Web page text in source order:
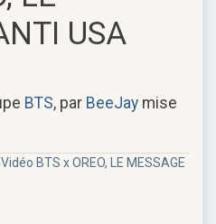
USA
BTS, par BeeJay mise
Vidéo BTS x OREO, LE MESSAGE